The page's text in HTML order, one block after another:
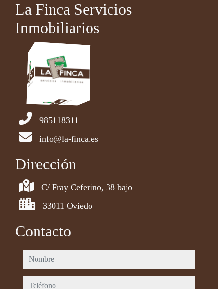
La Finca Servicios
Inmobiliarios
985118311
info@la-finca.es
Dirección
C/ Fray Ceferino, 38 bajo
33011 Oviedo
Contacto
nombre
teléfono